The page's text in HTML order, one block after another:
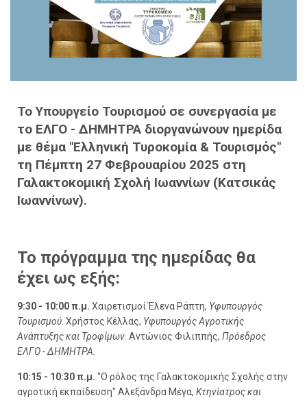
Το Υπουργείο Τουρισμού σε συνεργασία με
το ΕΛΓΟ - ΔΗΜΗΤΡΑ διοργανώνουν ημερίδα
με θέμα "Ελληνική Τυροκομία & Τουρισμός"
τη Πέμπτη 27 Φεβρουαρίου 2025 στη
Γαλακτοκομική Σχολή Ιωαννίων (Κατσικάς
Ιωαννίνων).
Το πρόγραμμα της ημερίδας θα
έχει ως εξής:
9:30 - 10:00 π.μ. Χαιρετισμοί Έλενα Ράπτη, Υφυπουργός
Τουρισμού . Χρήστος Κέλλας, Υφυπουργός Αγροτικής
Ανάπτυξης και Τροφίμων . Αντώνιος Φιλιππής, Πρόεδρος
ΕΛΓΟ - ΔΗΜΗΤΡΑ.
10:15 - 10:30 π.μ. "Ο ρόλος της Γαλακτοκομικής Σχολής στην
αγροτική εκπαίδευση" Αλεξάνδρα Μέγα, Κτηνίατρος και